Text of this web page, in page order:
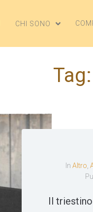
CHI SONO
Tag:
In Altro
Il